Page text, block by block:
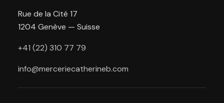
Rue de la Cité 17
1204 Genève — Suisse
+41 (22) 310 77 79
info@merceriecatherineb.com